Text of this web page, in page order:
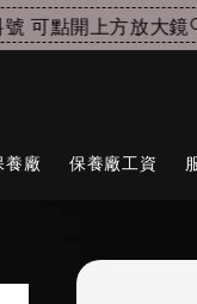
點開上方放大鏡🔍
養廠 保養廠工資